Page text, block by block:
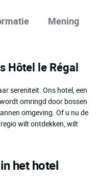
Mening
Hôtel le Régal
sereniteit. Ons hotel, een
omringd door bossen
omgeving. Of u nu de
wilt ontdekken, wilt
het hotel